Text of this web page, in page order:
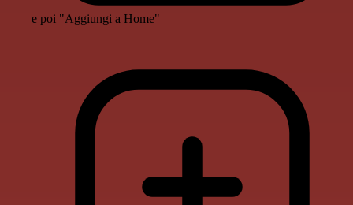
e poi "Aggiungi a Home"